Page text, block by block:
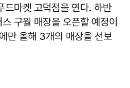
드마켓 고덕점을 연다. 하반
구월 매장을 오픈할 예정이
만 올해 3개의 매장을 선보